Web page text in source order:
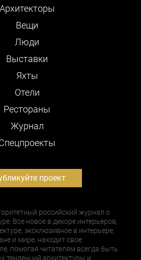
Архитекторы
Вещи
Люди
Выставки
Яхты
Отели
Рестораны
Журнал
проект
российский журнал о
Все новое в декоре интерьеров,
эксклюзивное в интерьере,
и мире, находит свое
помогая читателям всегда быть
тенденций архитектуры и